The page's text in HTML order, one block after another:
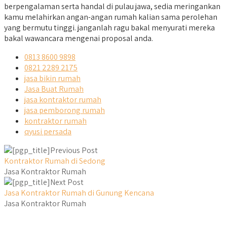
berpengalaman serta handal di pulau jawa, sedia meringankan
kamu melahirkan angan-angan rumah kalian sama perolehan
yang bermutu tinggi. janganlah ragu bakal menyurati mereka
bakal wawancara mengenai proposal anda.
0813 8600 9898
0821 2289 2175
jasa bikin rumah
Jasa Buat Rumah
jasa kontraktor rumah
jasa pemborong rumah
kontraktor rumah
qyusi persada
Previous Post
Kontraktor Rumah di Sedong
Jasa Kontraktor Rumah
Next Post
Jasa Kontraktor Rumah di Gunung Kencana
Jasa Kontraktor Rumah